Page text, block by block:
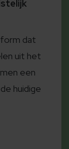
dat
uit het
een
huidige